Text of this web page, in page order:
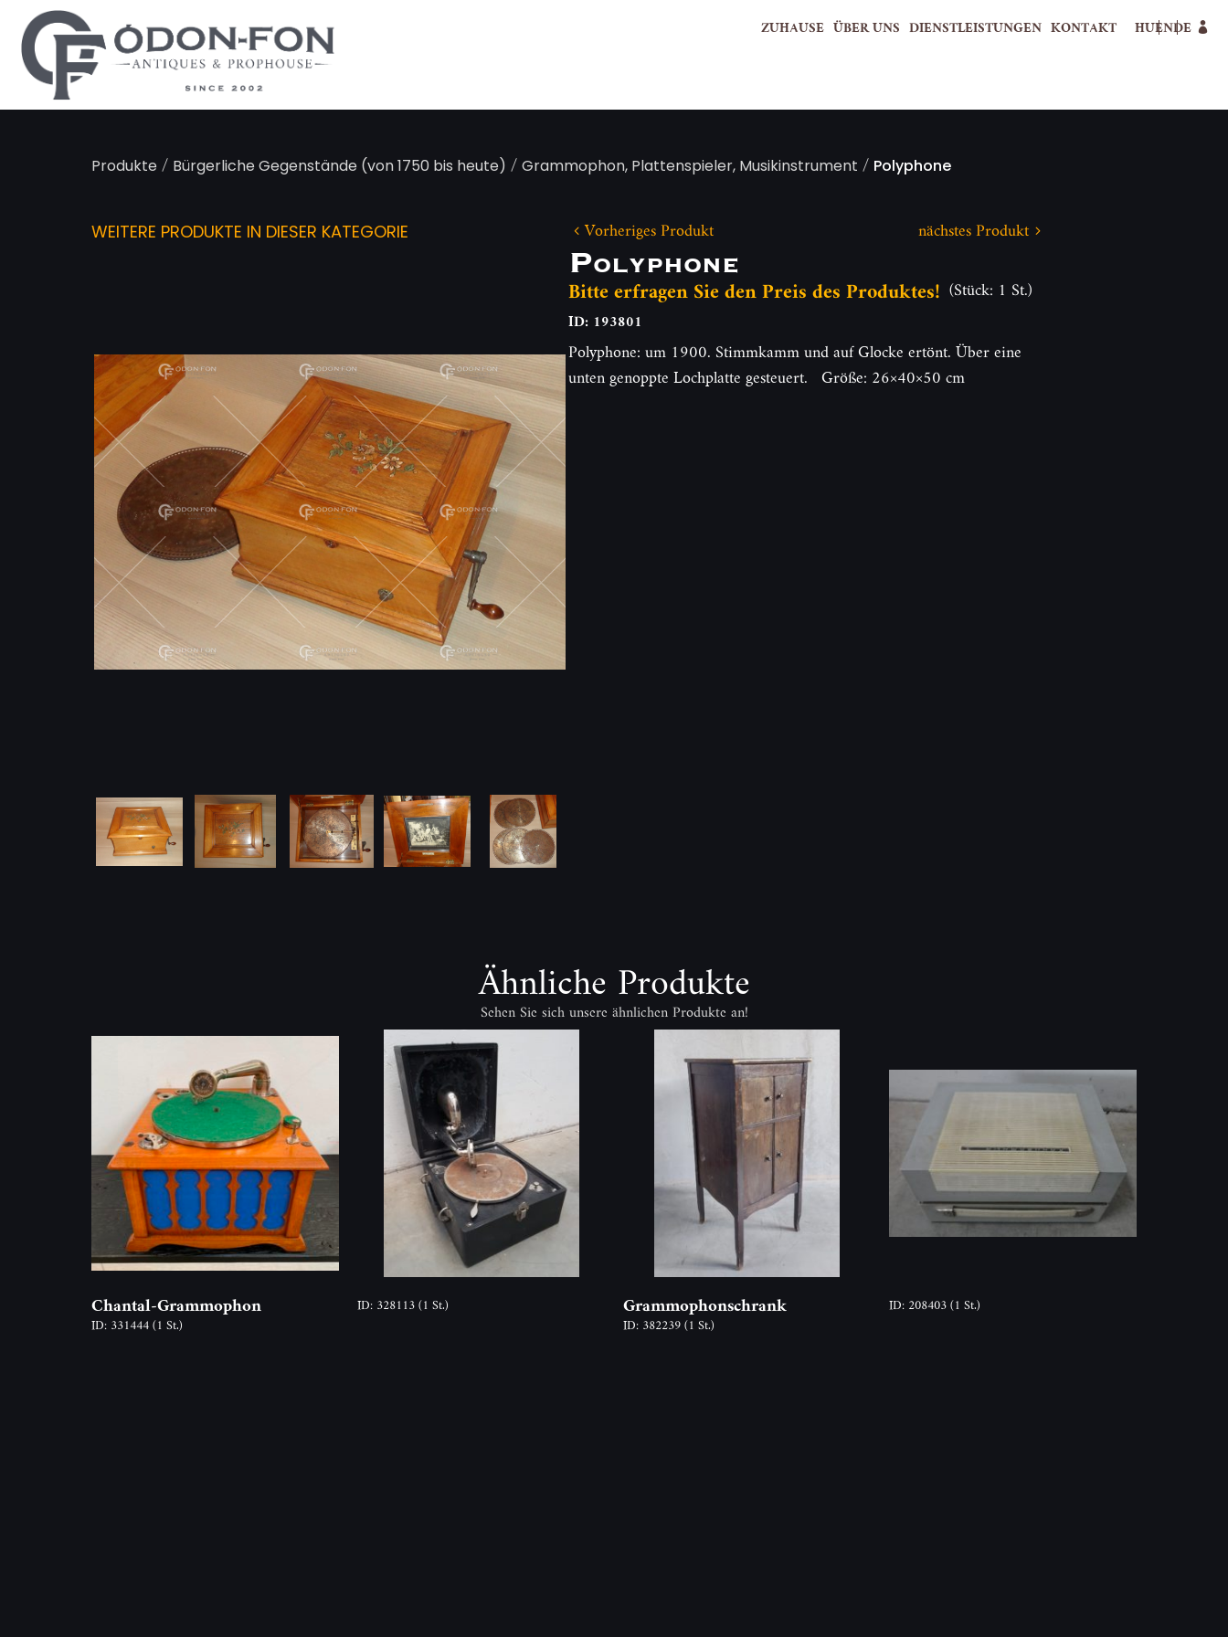
ZUHAUSE ÜBER UNS DIENSTLEISTUNGEN KONTAKT HUENDE
Produkte/ Bürgerliche Gegenstände (von 1750 bis heute) /Grammophon, Plattenspieler, Musikinstrument / Polyphone
WEITERE PRODUKTE IN DIESER KATEGORIE Vorheriges Produkt nächstes Produkt
Polyphone
Bitte erfragen Sie den Preis des Produktes! (Stück: 1 St.)
ID: 193801
Polyphone: um 1900. Stimmkamm und auf Glocke ertönt. Über eine
unten genoppte Lochplatte gesteuert. Größe: 26×40×50 cm
Ähnliche Produkte
Sehen Sie sich unsere ähnlichen Produkte an!
Chantal-Grammophon
ID: 331444(1 St.)
ID: 328113(1 St.) Grammophonschrank
ID: 382239(1 St.)
ID: 208403(1 St.)
Cookie-Einstellungen